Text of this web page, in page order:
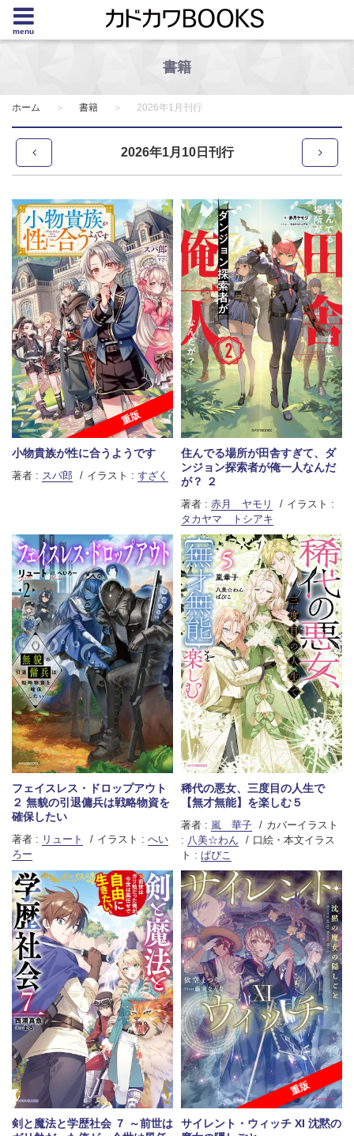
menu
書籍
ホーム 書籍 2026年1月刊行
2026年1月10日刊行
重版
小物貴族が性に合うようです
著者 : スパ郎 イラスト : すざく
住んでる場所が田舎すぎて、ダ
ンジョン探索者が俺一人なんだ
が？ ２
著者 : 赤月 ヤモリ
イラスト :
タカヤマ トシアキ
フェイスレス・ドロップアウト
２ 無貌の引退傭兵は戦略物資を
確保したい
著者 : リュート イラスト : へい
ろー
稀代の悪女、三度目の人生で
【無才無能】を楽しむ５
著者 : 嵐 華子
カバーイラスト
: 八美☆わん
口絵・本文イラス
ト : ぱぴこ
剣と魔法と学歴社会 ７ ～前世は
重版
サイレント・ウィッチ XI 沈黙の